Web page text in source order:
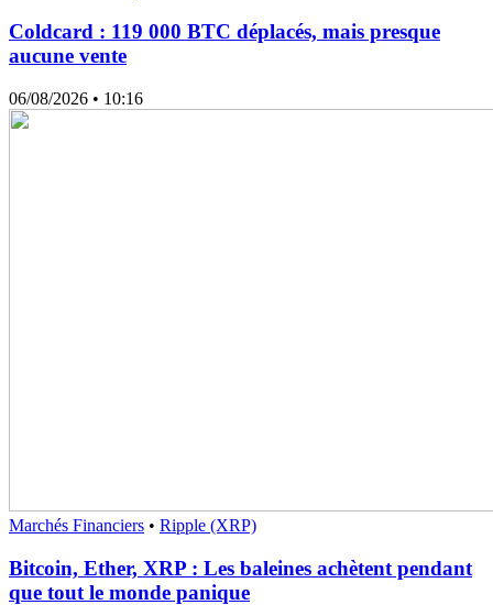
Coldcard : 119 000 BTC déplacés, mais presque
aucune vente
06/08/2026 • 10:16
Marchés Financiers • Ripple (XRP)
Bitcoin, Ether, XRP : Les baleines achètent pendant
que tout le monde panique